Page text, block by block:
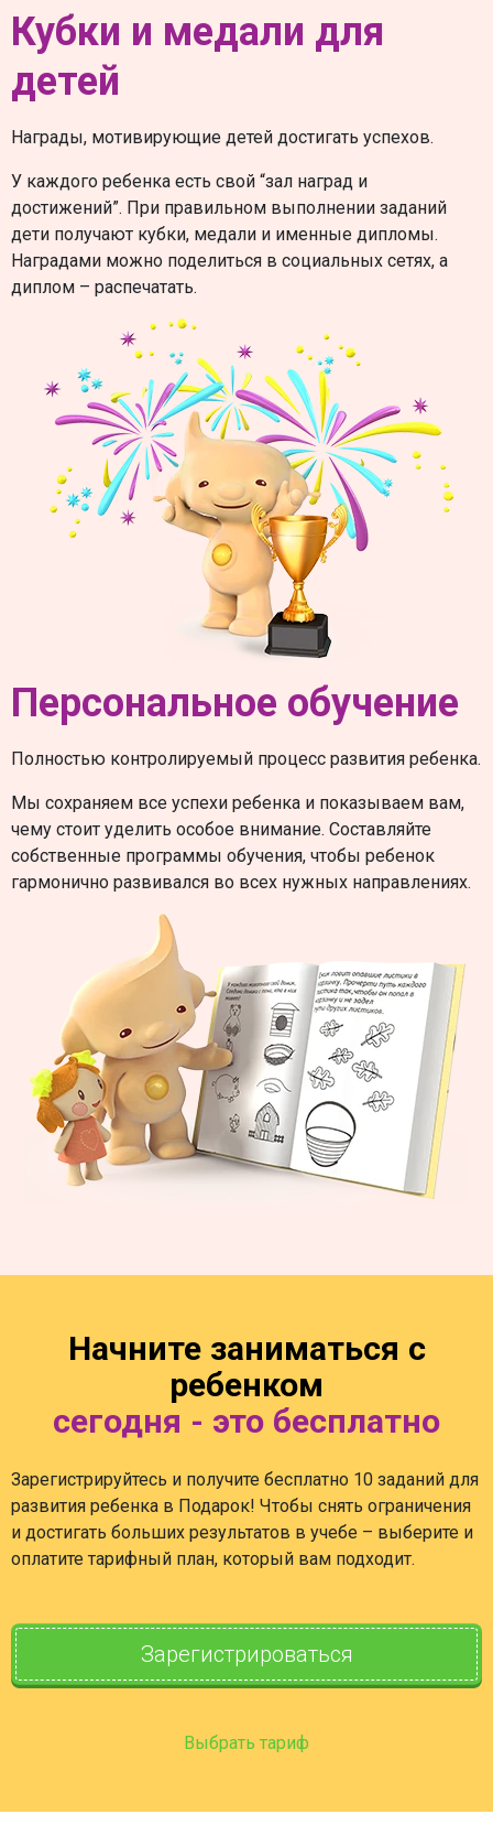
Кубки и медали для
детей
Награды, мотивирующие детей достигать успехов.
У каждого ребенка есть свой “зал наград и
достижений”. При правильном выполнении заданий
дети получают кубки, медали и именные дипломы.
Наградами можно поделиться в социальных сетях, а
диплом – распечатать.
Персональное обучение
Полностью контролируемый процесс развития ребенка.
Мы сохраняем все успехи ребенка и показываем вам,
чему стоит уделить особое внимание. Составляйте
собственные программы обучения, чтобы ребенок
гармонично развивался во всех нужных направлениях.
Начните заниматься с
ребенком
сегодня - это бесплатно
Зарегистрируйтесь и получите бесплатно 10 заданий для
развития ребенка в Подарок! Чтобы снять ограничения
и достигать больших результатов в учебе – выберите и
оплатите тарифный план, который вам подходит.
Зарегистрироваться
Выбрать тариф